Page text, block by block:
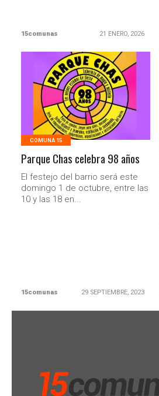
15comunas 21 ENERO, 2026
LEER MAS
COMUNA 15
Parque Chas celebra 98 años
El festejo del barrio será este
domingo 1 de octubre, entre las
10 y las 18 en...
15comunas 29 SEPTIEMBRE, 2023